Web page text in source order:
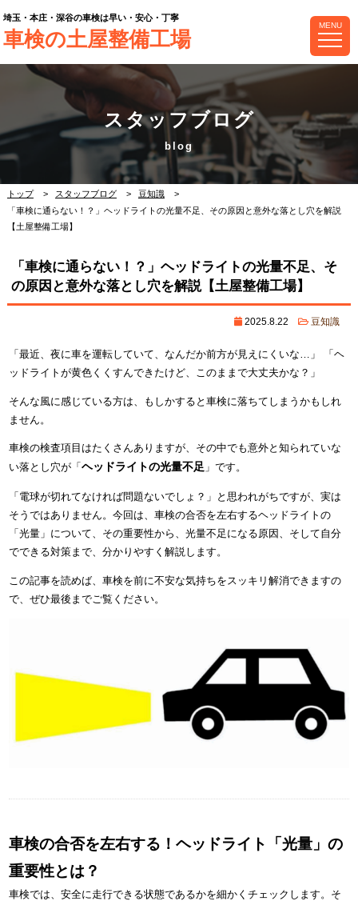
埼玉・本庄・深谷の車検は早い・安心・丁寧
車検の土屋整備工場
MENU
スタッフブログ
トップ スタッフブログ
豆知識
「車検に通らない！？」ヘッドライトの光量不足、その原因と意外な落とし穴を解説
【土屋整備工場】
「車検に通らない！？」ヘッドライトの光量不足、そ
の原因と意外な落とし穴を解説【土屋整備工場】
2025.8.22 豆知識
「最近、夜に車を運転していて、なんだか前方が見えにくいな…」 「ヘ
ッドライトが黄色くくすんできたけど、このままで大丈夫かな？」
そんな風に感じている方は、もしかすると車検に落ちてしまうかもしれ
ません。
車検の検査項目はたくさんありますが、その中でも意外と知られていな
い落とし穴が「 ヘッドライトの光量不足」です。
「電球が切れてなければ問題ないでしょ？」と思われがちですが、実は
そうではありません。今回は、車検の合否を左右するヘッドライトの
「光量」について、その重要性から、光量不足になる原因、そして自分
でできる対策まで、分かりやすく解説します。
この記事を読めば、車検を前に不安な気持ちをスッキリ解消できますの
で、ぜひ最後までご覧ください。
車検の合否を左右する！ヘッドライト「光量」の
重要性とは？
車検では、安全に走行できる状態であるかを細かくチェックします。そ